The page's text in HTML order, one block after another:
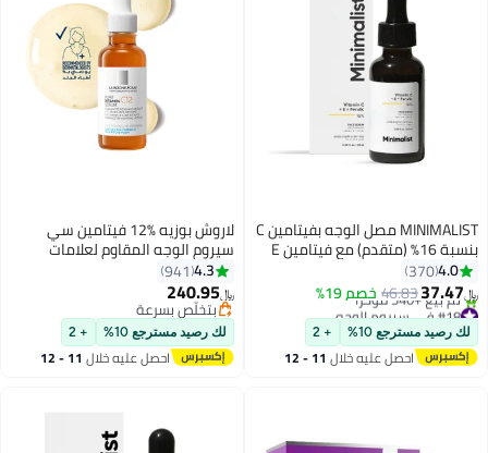
MINIMALIST مصل الوجه بفيتامين C
بنسبة 16% (متقدم) مع فيتامين E
وحمض الفيروليك لبشرة متوهجة |
تفتيح وحماية متقدمة
4.0
370
﷼‏37.47
46.83خصم 19%
#18 في سيروم الوجه
أقل سعر في 7 يوم
تم بيع +540 مؤخرًا
#18 في سيروم الوجه
لك رصيد مسترجع 10% + 2
احصل عليه خلال 11 - 12
لاروش بوزيه %12 فيتامين سي
سيروم الوجه المقاوم لعلامات
التقدم بالسن النقي مع حمض
الهيالورونيك وحمض الساليسيليك،
يعزز تجدد البشرة ويقلل مظهر
التجاعيد، 30ملليلتر
4.3
941
﷼‏240.95
بتخلّص بسرعة
بتخلّص بسرعة
لك رصيد مسترجع 10% + 2
احصل عليه خلال 11 - 12